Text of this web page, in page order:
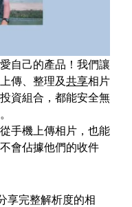
自己的產品！我們讓
傳、整理及共享相片
資組合，都能安全無
從手機上傳相片，也能
會佔據他們的收件
享完整解析度的相